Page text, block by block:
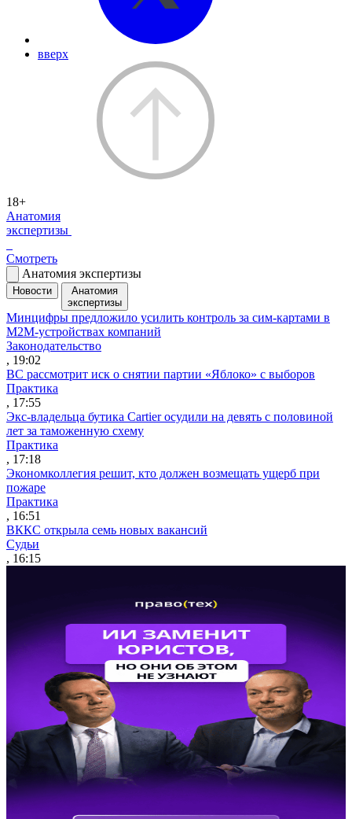
вверх
18+
Анатомия
экспертизы
Смотреть
Анатомия экспертизы
Новости
Анатомия
экспертизы
Минцифры предложило усилить контроль за сим-картами в
M2M-устройствах компаний
Законодательство
, 19:02
ВС рассмотрит иск о снятии партии «Яблоко» с выборов
Практика
, 17:55
Экс-владельца бутика Cartier осудили на девять с половиной
лет за таможенную схему
Практика
, 17:18
Экономколлегия решит, кто должен возмещать ущерб при
пожаре
Практика
, 16:51
ВККС открыла семь новых вакансий
Судьи
, 16:15